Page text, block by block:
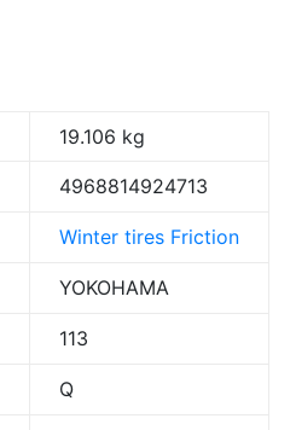
19.106 kg
4968814924713
Winter tires Friction
YOKOHAMA
113
Q